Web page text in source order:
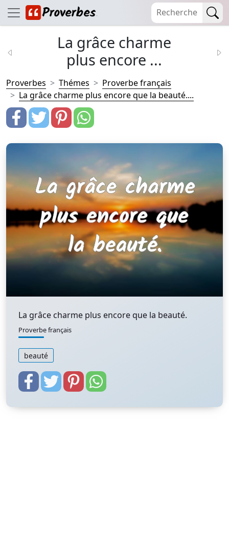
La grâce charme
plus encore ...
Proverbes Thémes
Proverbe français
La grâce charme plus encore que la beauté....
La grâce charme plus encore que la beauté.
Proverbe français
beauté